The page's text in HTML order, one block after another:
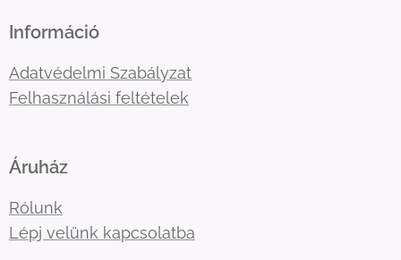
Információ
Adatvédelmi Szabályzat
Felhasználási feltételek
Áruház
Rólunk
Lépj velünk kapcsolatba